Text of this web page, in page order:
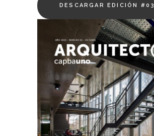
DESCARGAR EDICIÓN #03